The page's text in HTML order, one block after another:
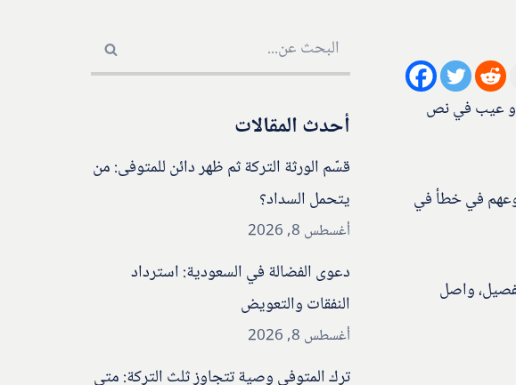
عيب في نص
في خطأ في
واصل
أحدث المقالات
قسّم الورثة التركة ثم ظهر دائن للمتوفى: من
يتحمل السداد؟
أغسطس 8, 2026
دعوى الفضالة في السعودية: استرداد
النفقات والتعويض
أغسطس 8, 2026
ترك المتوفى وصية تتجاوز ثلث التركة: متى